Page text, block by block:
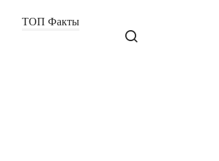
ТОП Факты